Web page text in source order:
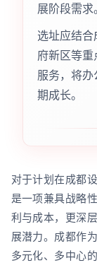
展阶段需求。
选址应结
府新区等
服务，将
期成长。
对于计划在成都
是一项兼具战略
利与成本，更深
展潜力。成都作
多元化、多中心